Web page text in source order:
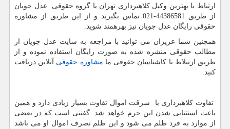
ارتباط با بهترین وکیل کلاهبرداری تهران با گروه حقوقی عدل جویان
از طریق 44386581-021 تماس بگیرید و از این طریق از مشاوره
حقوقی رایگان عدل جویان نیز بهرهمند شوید.
همچنین شما عزیزان می توانید با مراجعه به سایت عدل جویان از
مطالب حقوقی منشره شده به صورت رایگان استفاده نموده و از
طریق ارتبلاط با کاشناسان حقوقی ما مشاوره حقوقی آنلاین دریاقت
کنید.
تفاوت کلاهبرداری با سرقت اموال تفاوت بسیار زیادی دارد و همین
باعث استثنایی شدن این جرم خواهد شد. گفتنی است که در بعضی
از موارد به فرد ظلم می شود و این ظلم تصرف اموال او می باشد